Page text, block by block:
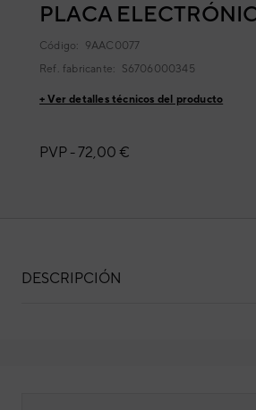
PLACA
Código: 9AAC0077
Ref. fabricante: S6706000345
+ Ver detalles técnicos del producto
PVP -72,00 €
DESCRIPCIÓN